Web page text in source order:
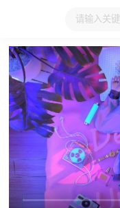
大家在看 日本动漫